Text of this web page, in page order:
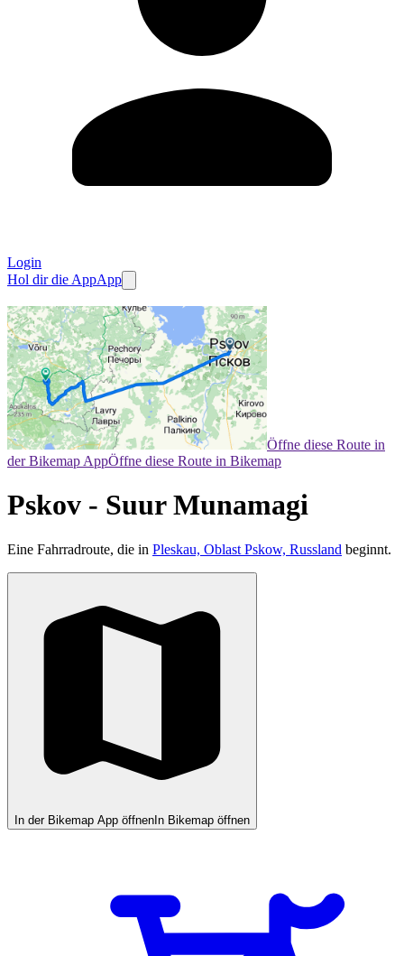
Login
Hol dir die AppApp
Öffne diese Route in
der Bikemap AppÖffne diese Route in Bikemap
Pskov - Suur Munamagi
Eine Fahrradroute, die in Pleskau, Oblast Pskow, Russland beginnt.
In der Bikemap App öffnen In Bikemap öffnen